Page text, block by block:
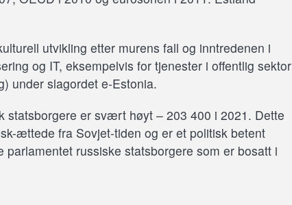
utvikling etter murens fall og inntredenen i
og IT, eksempelvis for tjenester i offentlig sektor
under slagordet e-Estonia.
statsborgere er svært høyt – 203 400 i 2021. Dette
ættede fra Sovjet-tiden og er et politisk betent
russiske statsborgere som er bosatt i